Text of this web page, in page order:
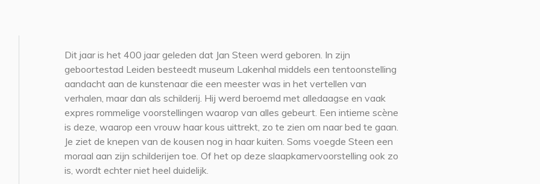
Dit jaar is het 400 jaar geleden dat Jan Steen werd geboren. In zijn
geboortestad Leiden besteedt museum Lakenhal middels een tentoonstelling
aandacht aan de kunstenaar die een meester was in het vertellen van
verhalen, maar dan als schilderij. Hij werd beroemd met alledaagse en vaak
expres rommelige voorstellingen waarop van alles gebeurt. Een intieme scène
is deze, waarop een vrouw haar kous uittrekt, zo te zien om naar bed te gaan.
Je ziet de knepen van de kousen nog in haar kuiten. Soms voegde Steen een
moraal aan zijn schilderijen toe. Of het op deze slaapkamervoorstelling ook zo
is, wordt echter niet heel duidelijk.